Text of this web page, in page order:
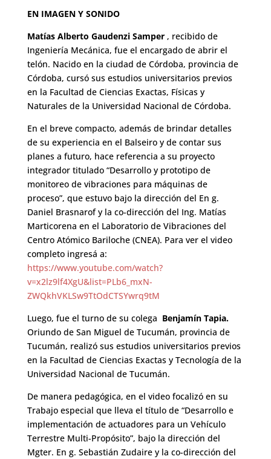
EN IMAGEN Y SONIDO
Matías Alberto Gaudenzi Samper, recibido de
Ingeniería Mecánica, fue el encargado de abrir el
telón. Nacido en la ciudad de Córdoba, provincia de
Córdoba, cursó sus estudios universitarios previos
en la Facultad de Ciencias Exactas, Físicas y
Naturales de la Universidad Nacional de Córdoba.
En el breve compacto, además de brindar detalles
de su experiencia en el Balseiro y de contar sus
planes a futuro, hace referencia a su proyecto
integrador titulado “Desarrollo y prototipo de
monitoreo de vibraciones para máquinas de
proceso”, que estuvo bajo la dirección del En g.
Daniel Brasnarof y la co-dirección del Ing. Matías
Marticorena en el Laboratorio de Vibraciones del
Centro Atómico Bariloche (CNEA). Para ver el video
completo ingresá a:
https://www.youtube.com/watch?
v=x2lz9lf4XgU&list=PLb6_mxN-
ZWQkhVKLSw9TtOdCTSYwrq9tM
Luego, fue el turno de su colega Benjamín Tapia.
Oriundo de San Miguel de Tucumán, provincia de
Tucumán, realizó sus estudios universitarios previos
en la Facultad de Ciencias Exactas y Tecnología de la
Universidad Nacional de Tucumán.
De manera pedagógica, en el video focalizó en su
Trabajo especial que lleva el título de “Desarrollo e
implementación de actuadores para un Vehículo
Terrestre Multi-Propósito”, bajo la dirección del
Mgter. En g. Sebastián Zudaire y la co-dirección del